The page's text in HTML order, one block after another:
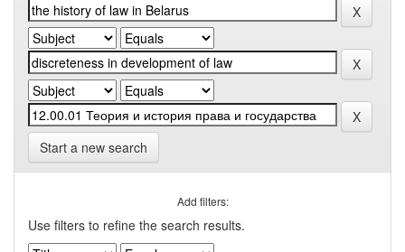
Start a new search
Add filters:
Use filters to refine the search results.